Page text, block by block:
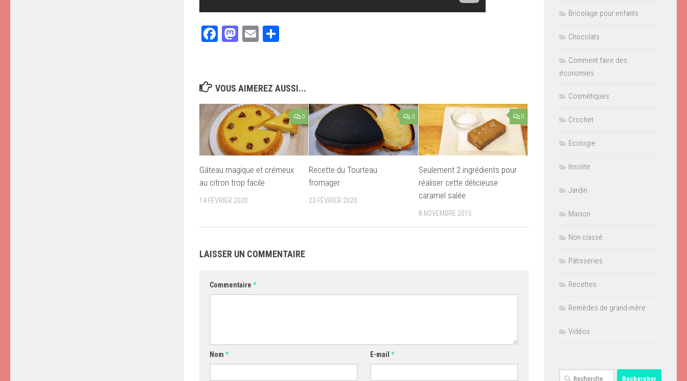
Facebook
Mastodon
Email
VOUS AIMEREZ AUSSI...
0
Gâteau magique et crémeux
au citron trop facile
14 FÉVRIER 2020
0
Recette du Tourteau
fromager
23 FÉVRIER 2020
0
Seulement 2 ingrédients pour
réaliser cette délicieuse
caramel salée
8 NOVEMBRE 2015
LAISSER UN COMMENTAIRE
Commentaire *
Nom * E-mail*
Bricolage pour enfants
Chocolats
Comment faire des
économies
Cosmétiques
Crochet
Ecologie
Insolite
Jardin
Maison
Non classé
Pâtisseries
Recettes
Remèdes de grand-mère
Vidéos
Rechercher :